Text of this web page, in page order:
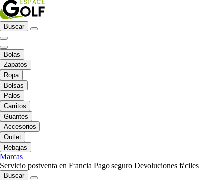
Buscar
Bolas
Zapatos
Ropa
Bolsas
Palos
Carritos
Guantes
Accesorios
Outlet
Rebajas
Marcas
Servicio postventa en Francia Pago seguro Devoluciones fáciles
Buscar